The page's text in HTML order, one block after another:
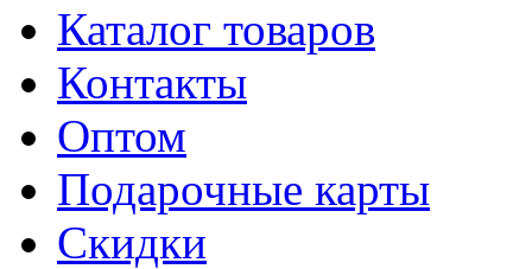
Каталог товаров
Контакты
Оптом
Подарочные карты
Скидки